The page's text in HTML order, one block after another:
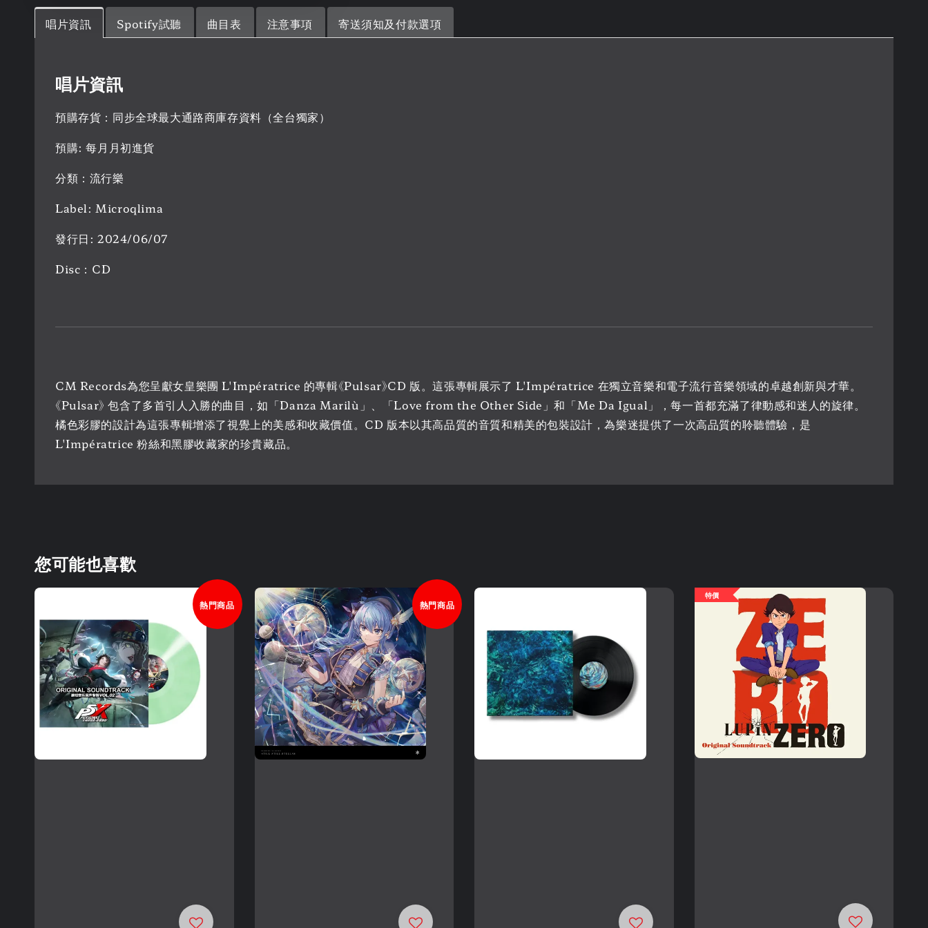
唱片資訊 Spotify試聽 曲目表 注意事項 寄送須知及付款選項
唱片資訊
預購存貨：同步全球最大通路商庫存資料（全台獨家）
預購: 每月月初進貨
分類：流行樂
Label: Microqlima
發行日: 2024/06/07
Disc：CD
CM Records為您呈獻女皇樂團 L'Impératrice 的專輯《Pulsar》CD 版。這張專輯展示了 L'Impératrice 在獨立音樂和電子流行音樂領域的卓越創新與才華。
《Pulsar》 包含了多首引人入勝的曲目，如「Danza Marilù」、「Love from the Other Side」和「Me Da Igual」，每一首都充滿了律動感和迷人的旋律。
橘色彩膠的設計為這張專輯增添了視覺上的美感和收藏價值。CD 版本以其高品質的音質和精美的包裝設計，為樂迷提供了一次高品質的聆聽體驗，是
L'Impératrice 粉絲和黑膠收藏家的珍貴藏品。
您可能也喜歡
熱門商品 熱門商品
特價